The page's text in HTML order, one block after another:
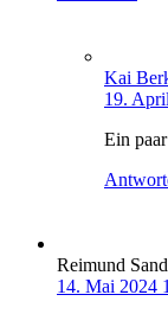
Kai
19.
Ein
Reimund Sand
14. Mai 2024